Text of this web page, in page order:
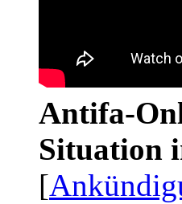
Antifa-
Situation
[